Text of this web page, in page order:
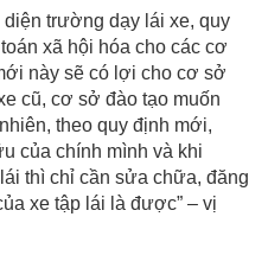
trường dạy lái xe, quy
xã hội hóa cho các cơ
này sẽ có lợi cho cơ sở
cũ, cơ sở đào tạo muốn
theo quy định mới,
của chính mình và khi
thì chỉ cần sửa chữa, đăng
xe tập lái là được” – vị